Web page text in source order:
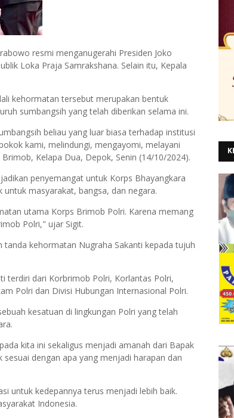
resmi menganugerahi Presiden Joko
Loka Praja Samrakshana. Selain itu, Kepala
kehormatan tersebut merupakan bentuk
sumbangsih yang telah diberikan selama ini.
beliau yang luar biasa terhadap institusi
kami, melindungi, mengayomi, melayani
Kelapa Dua, Depok, Senin (14/10/2024).
penyemangat untuk Korps Bhayangkara
masyarakat, bangsa, dan negara.
utama Korps Brimob Polri. Karena memang
Polri," ujar Sigit.
kehormatan Nugraha Sakanti kepada tujuh
terdiri dari Korbrimob Polri, Korlantas Polri,
Polri dan Divisi Hubungan Internasional Polri.
kesatuan di lingkungan Polri yang telah
kita ini sekaligus menjadi amanah dari Bapak
dengan apa yang menjadi harapan dan
untuk kedepannya terus menjadi lebih baik.
Indonesia.